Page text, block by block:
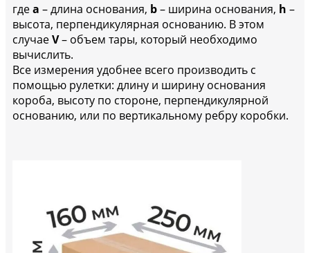
гдеa – длина основания, b– ширина основания, h –
высота, перпендикулярная основанию. В этом
случаеV– объем тары, который необходимо
вычислить.
Все измерения удобнее всего производить с
помощью рулетки: длину и ширину основания
короба, высоту по стороне, перпендикулярной
основанию, или по вертикальному ребру коробки.